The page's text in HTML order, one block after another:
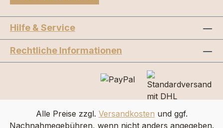
Hilfe & Service
Rechtliche Informationen
Alle Preise zzgl. Versandkosten und ggf.
Nachnahmegebühren, wenn nicht anders angegeben.